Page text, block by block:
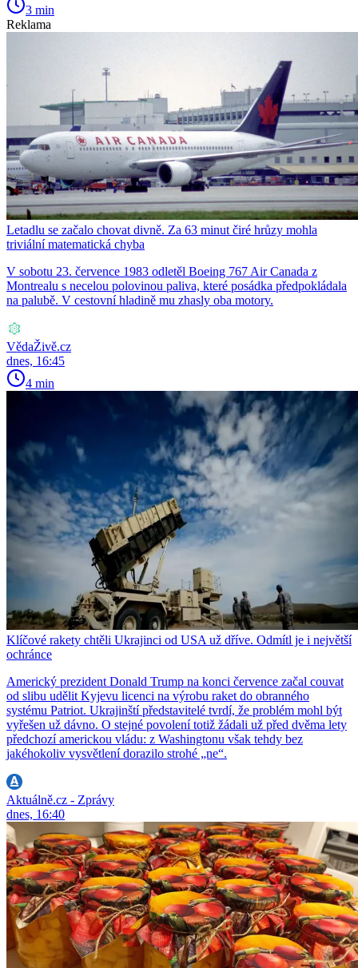
3 min
Reklama
Letadlu se začalo chovat divně. Za 63 minut čiré hrůzy mohla
triviální matematická chyba
V sobotu 23. července 1983 odletěl Boeing 767 Air Canada z
Montrealu s necelou polovinou paliva, které posádka předpokládala
na palubě. V cestovní hladině mu zhasly oba motory.
VědaŽivě.cz
dnes, 16:45
4 min
Klíčové rakety chtěli Ukrajinci od USA už dříve. Odmítl je i největší
ochránce
Americký prezident Donald Trump na konci července začal couvat
od slibu udělit Kyjevu licenci na výrobu raket do obranného
systému Patriot. Ukrajinští představitelé tvrdí, že problém mohl být
vyřešen už dávno. O stejné povolení totiž žádali už před dvěma lety
předchozí americkou vládu: z Washingtonu však tehdy bez
jakéhokoliv vysvětlení dorazilo strohé „ne“.
Aktuálně.cz - Zprávy
dnes, 16:40